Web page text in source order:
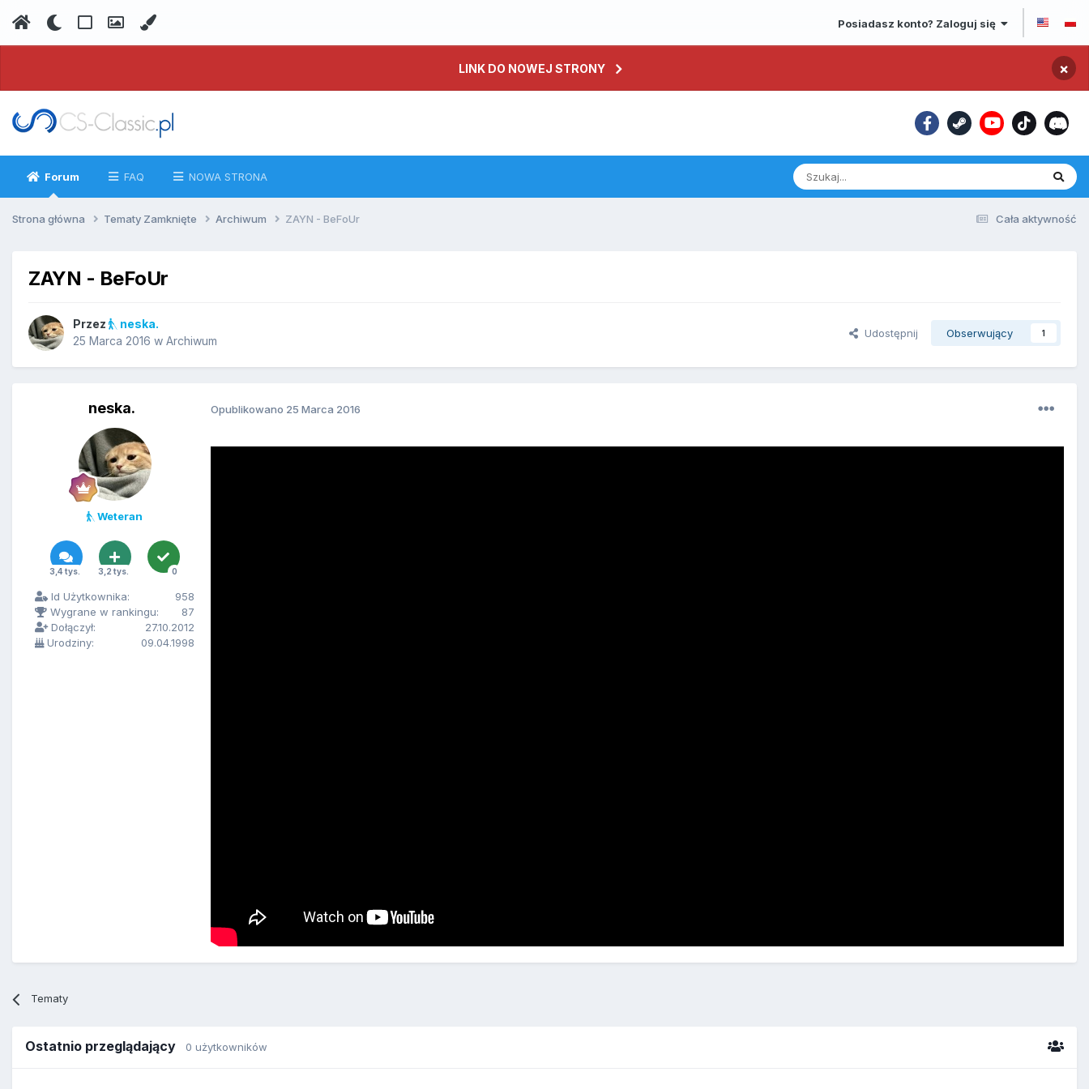
Posiadasz konto? Zaloguj się
LINK DO NOWEJ STRONY ×
Forum FAQ NOWA STRONA
Cała aktywność
Strona główna Tematy Zamknięte Archiwum ZAYN - BeFoUr
ZAYN - BeFoUr
Przez
neska.
25 Marca 2016 w Archiwum
Udostępnij Obserwujący 1
neska.
Weteran
3,4 tys. 3,2 tys. 0
Id Użytkownika:
958
Wygrane w rankingu:
87
Dołączył:
27.10.2012
Urodziny:
09.04.1998
Opublikowano 25 Marca 2016
Tematy
Ostatnio przeglądający 0 użytkowników